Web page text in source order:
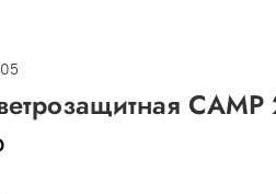
- 30.000 рублей.
80.000 рублей
рублей.